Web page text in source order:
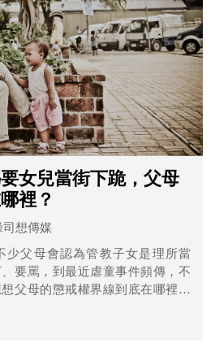
要女兒當街下跪，父母
裡？
司想傳媒
少父母會認為管教子女是理所當
要罵，到最近虐童事件頻傳，不
父母的懲戒權界線到底在哪裡？